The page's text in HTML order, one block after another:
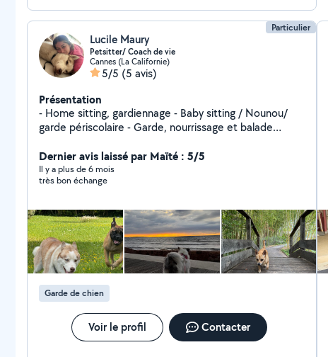
Particulier
Lucile Maury
Petsitter/ Coach de vie
Cannes (La Californie)
5/5 (5 avis)
Présentation
- Home sitting, gardiennage - Baby sitting / Nounou/
garde périscolaire - Garde, nourrissage et balade
réseaux sociaux pour professionnels (community
manager diplômée) - Photographe / Model photo/
retouches photo(diplômée) - Cours de cuisine et
photographie - Relooking complet - Coach perte de
poids (Diplômée) - Coach fitness et musculation -
Coach en développement personnel - Cuisinière à
Domicile - Aide aux repas - Confection de gâteaux
d'anniversaire/ mariage etc - Confection de gâteaux et
pâtisseries gourmandes et diététique Instagram : -
Voyage/ photographie/UGC : @lulu_traveler - Coaching
perte de poids/ musculation : @lulu.fit.lion - Cuisine :
@lulu_diet_food - Gâteaux : @gateaux_diete_cannes
Dernier avis laissé par Maïté : 5/5
Il y a plus de 6 mois
très bon échange
Garde de chien
Voir le profil Contacter